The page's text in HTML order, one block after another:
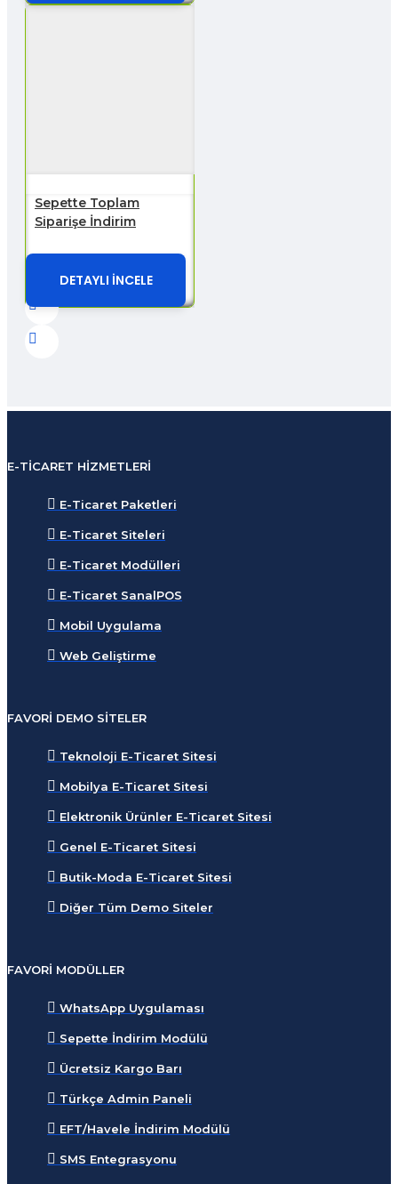
Sepette Toplam
Siparişe İndirim
DETAYLI İNCELE
E-TICARET HIZMETLERI
E-Ticaret Paketleri
E-Ticaret Siteleri
E-Ticaret Modülleri
E-Ticaret SanalPOS
Mobil Uygulama
Web Geliştirme
FAVORI DEMO SITELER
Teknoloji E-Ticaret Sitesi
Mobilya E-Ticaret Sitesi
Elektronik Ürünler E-Ticaret Sitesi
Genel E-Ticaret Sitesi
Butik-Moda E-Ticaret Sitesi
Diğer Tüm Demo Siteler
FAVORI MODÜLLER
WhatsApp Uygulaması
Sepette İndirim Modülü
Ücretsiz Kargo Barı
Türkçe Admin Paneli
EFT/Havele İndirim Modülü
SMS Entegrasyonu